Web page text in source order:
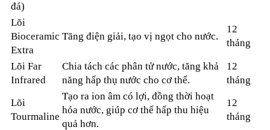
đá)
Lõi
Bioceramic
Extra
Tăng điện giải, tạo vị ngọt cho nước.
12
tháng
Lõi Far
Infrared
Chia tách các phân tử nước, tăng khả
năng hấp thụ nước cho cơ thể.
12
tháng
Lõi
Tourmaline
Tạo ra ion âm có lợi, đồng thời hoạt
hóa nước, giúp cơ thể hấp thu hiệu
quả hơn.
12
tháng